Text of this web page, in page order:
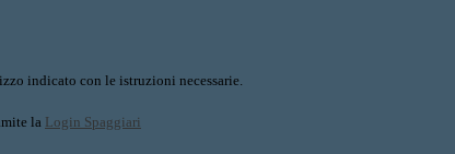
indicato con le istruzioni necessarie.
la Login Spaggiari